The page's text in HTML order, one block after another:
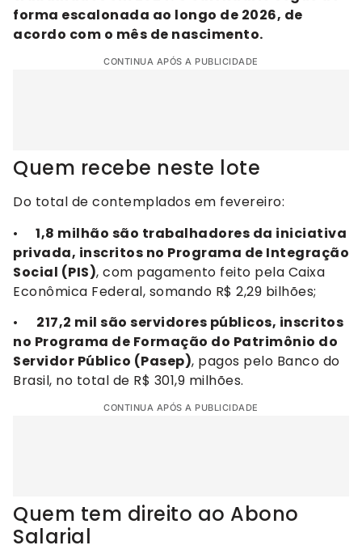
forma escalonada ao longo de 2026, de
acordo com o mês de nascimento.
CONTINUA APÓS A PUBLICIDADE
Quem recebe neste lote
Do total de contemplados em fevereiro:
•
1,8 milhão são trabalhadores da iniciativa
privada, inscritos no Programa de Integração
Social (PIS), com pagamento feito pela Caixa
Econômica Federal, somando R$ 2,29 bilhões;
• 217,2 mil são servidores públicos, inscritos
no Programa de Formação do Patrimônio do
Servidor Público (Pasep), pagos pelo Banco do
Brasil, no total de R$ 301,9 milhões.
CONTINUA APÓS A PUBLICIDADE
Quem tem direito ao Abono
Salarial